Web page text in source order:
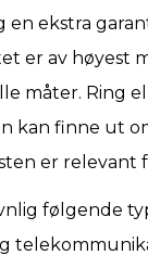
en ekstra
er av høyest
måter. Ring
kan finne ut
er relevant
følgende